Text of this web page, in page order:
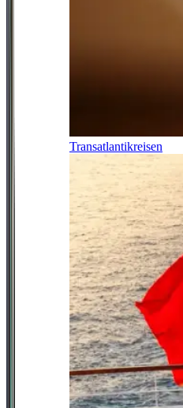
Transatlantikreisen